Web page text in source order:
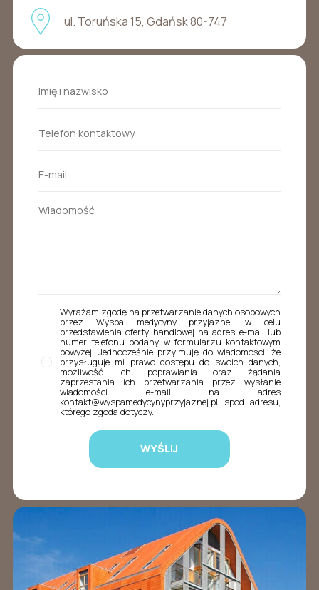
ul. Toruńska 15, Gdańsk 80-747
Wyrażam zgodę na przetwarzanie danych osobowych
przez Wyspa medycyny przyjaznej w celu
przedstawienia oferty handlowej na adres e-mail lub
numer telefonu podany w formularzu kontaktowym
powyżej. Jednocześnie przyjmuję do wiadomości, że
przysługuje mi prawo dostępu do swoich danych,
możliwość ich poprawiania oraz żądania
zaprzestania ich przetwarzania przez wysłanie
wiadomości e-mail na adres
kontakt@wyspamedycynyprzyjaznej.pl spod adresu,
którego zgoda dotyczy.